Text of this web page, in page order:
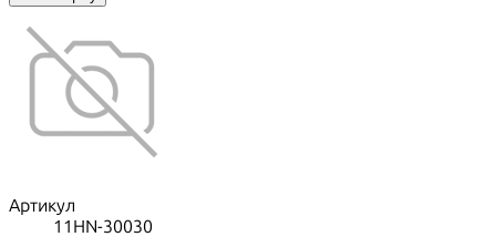
Артикул
11HN-30030